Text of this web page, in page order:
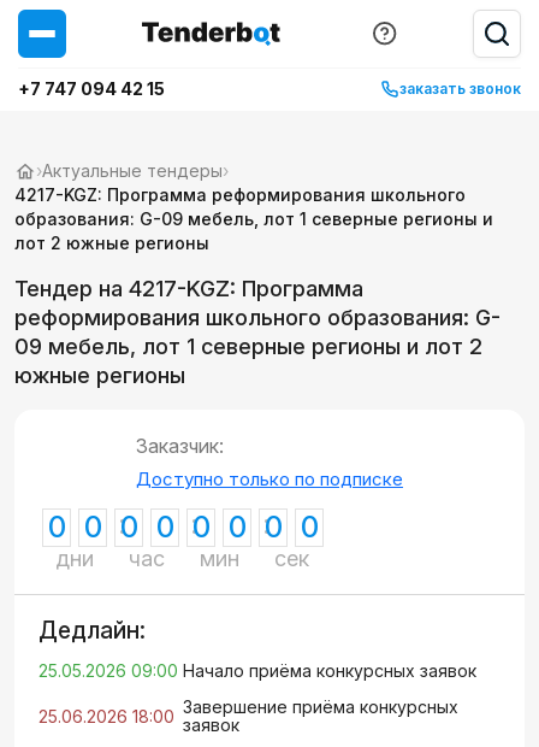
+7 747 094 42 15 заказать звонок
›Актуальные тендеры›
4217-KGZ: Программа реформирования школьного
образования: G-09 мебель, лот 1 северные регионы и
лот 2 южные регионы
Тендер на 4217-KGZ: Программа
реформирования школьного образования: G-
09 мебель, лот 1 северные регионы и лот 2
южные регионы
Заказчик:
Доступно только по подписке
0 0
дни
0 0
час
0 0
мин
0 0
сек
Дедлайн:
25.05.2026 09:00 Начало приёма конкурсных заявок
25.06.2026 18:00 Завершение приёма конкурсных
заявок